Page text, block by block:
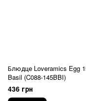
Блюдце Loveramics Egg
Basil (C088-145BBI)
436 грн